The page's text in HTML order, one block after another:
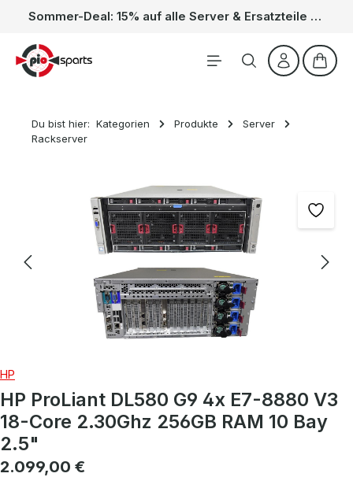
Zum Hauptinhalt springen Sommer-Deal: 15% auf alle Server & Ersatzteile – Kein Code nötig, der Rabatt wird automatisch im Warenkorb abgezogen. Gültig vom 01.06. bis 31.08.
Du bist hier: Kategorien Produkte
Server
Rackserver
HP
HP ProLiant DL580 G9 4x E7-8880 V3
18-Core 2.30Ghz 256GB RAM 10 Bay
2.5"
Regulärer Preis:
2.099,00 €